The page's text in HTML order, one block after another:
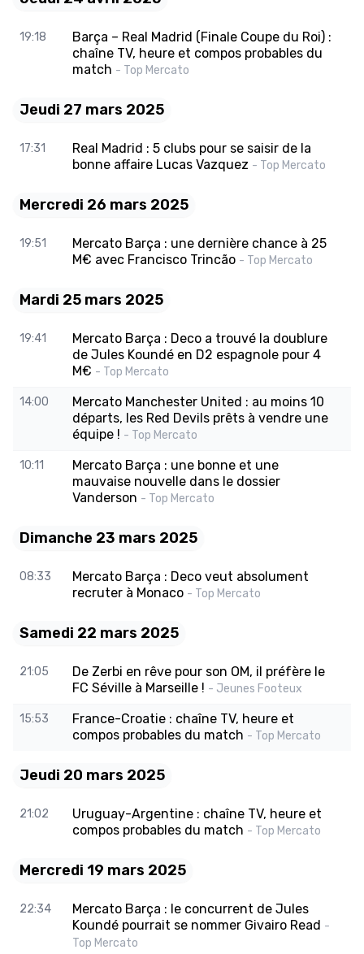
19:18
Barça – Real Madrid (Finale Coupe du Roi) :
chaîne TV, heure et compos probables du
match - Top Mercato
Jeudi 27 mars 2025
17:31
Real Madrid : 5 clubs pour se saisir de la
bonne affaire Lucas Vazquez - Top Mercato
Mercredi 26 mars 2025
19:51
Mercato Barça : une dernière chance à 25
M€ avec Francisco Trincão - Top Mercato
Mardi 25 mars 2025
19:41
Mercato Barça : Deco a trouvé la doublure
de Jules Koundé en D2 espagnole pour 4
M€ - Top Mercato
14:00
Mercato Manchester United : au moins 10
départs, les Red Devils prêts à vendre une
équipe ! - Top Mercato
10:11
Mercato Barça : une bonne et une
mauvaise nouvelle dans le dossier
Vanderson - Top Mercato
Dimanche 23 mars 2025
08:33
Mercato Barça : Deco veut absolument
recruter à Monaco - Top Mercato
Samedi 22 mars 2025
21:05
De Zerbi en rêve pour son OM, il préfère le
FC Séville à Marseille ! - Jeunes Footeux
15:53
France-Croatie : chaîne TV, heure et
compos probables du match - Top Mercato
Jeudi 20 mars 2025
21:02
Uruguay-Argentine : chaîne TV, heure et
compos probables du match - Top Mercato
Mercredi 19 mars 2025
22:34
Mercato Barça : le concurrent de Jules
Koundé pourrait se nommer Givairo Read -
Top Mercato